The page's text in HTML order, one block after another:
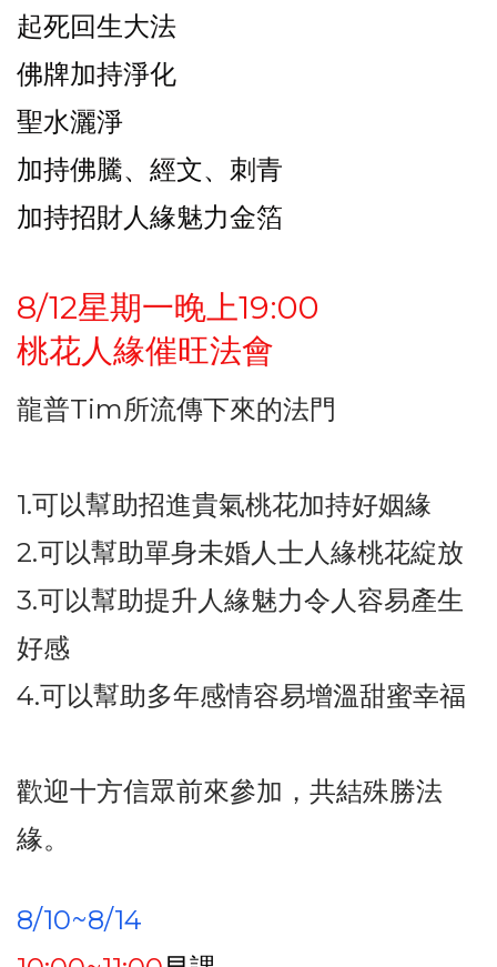
起死回生大法
佛牌加持淨化
聖水灑淨
加持佛騰、經文、刺青
加持招財人緣魅力金箔
8/12星期一晚上19:00
桃花人緣催旺法會
龍普Tim所流傳下來的法門
1.可以幫助招進貴氣桃花加持好姻緣
2.可以幫助單身未婚人士人緣桃花綻放
3.可以幫助提升人緣魅力令人容易產生
好感
4.可以幫助多年感情容易增溫甜蜜幸福
歡迎十方信眾前來參加，共結殊勝法
緣。
8/10~8/14